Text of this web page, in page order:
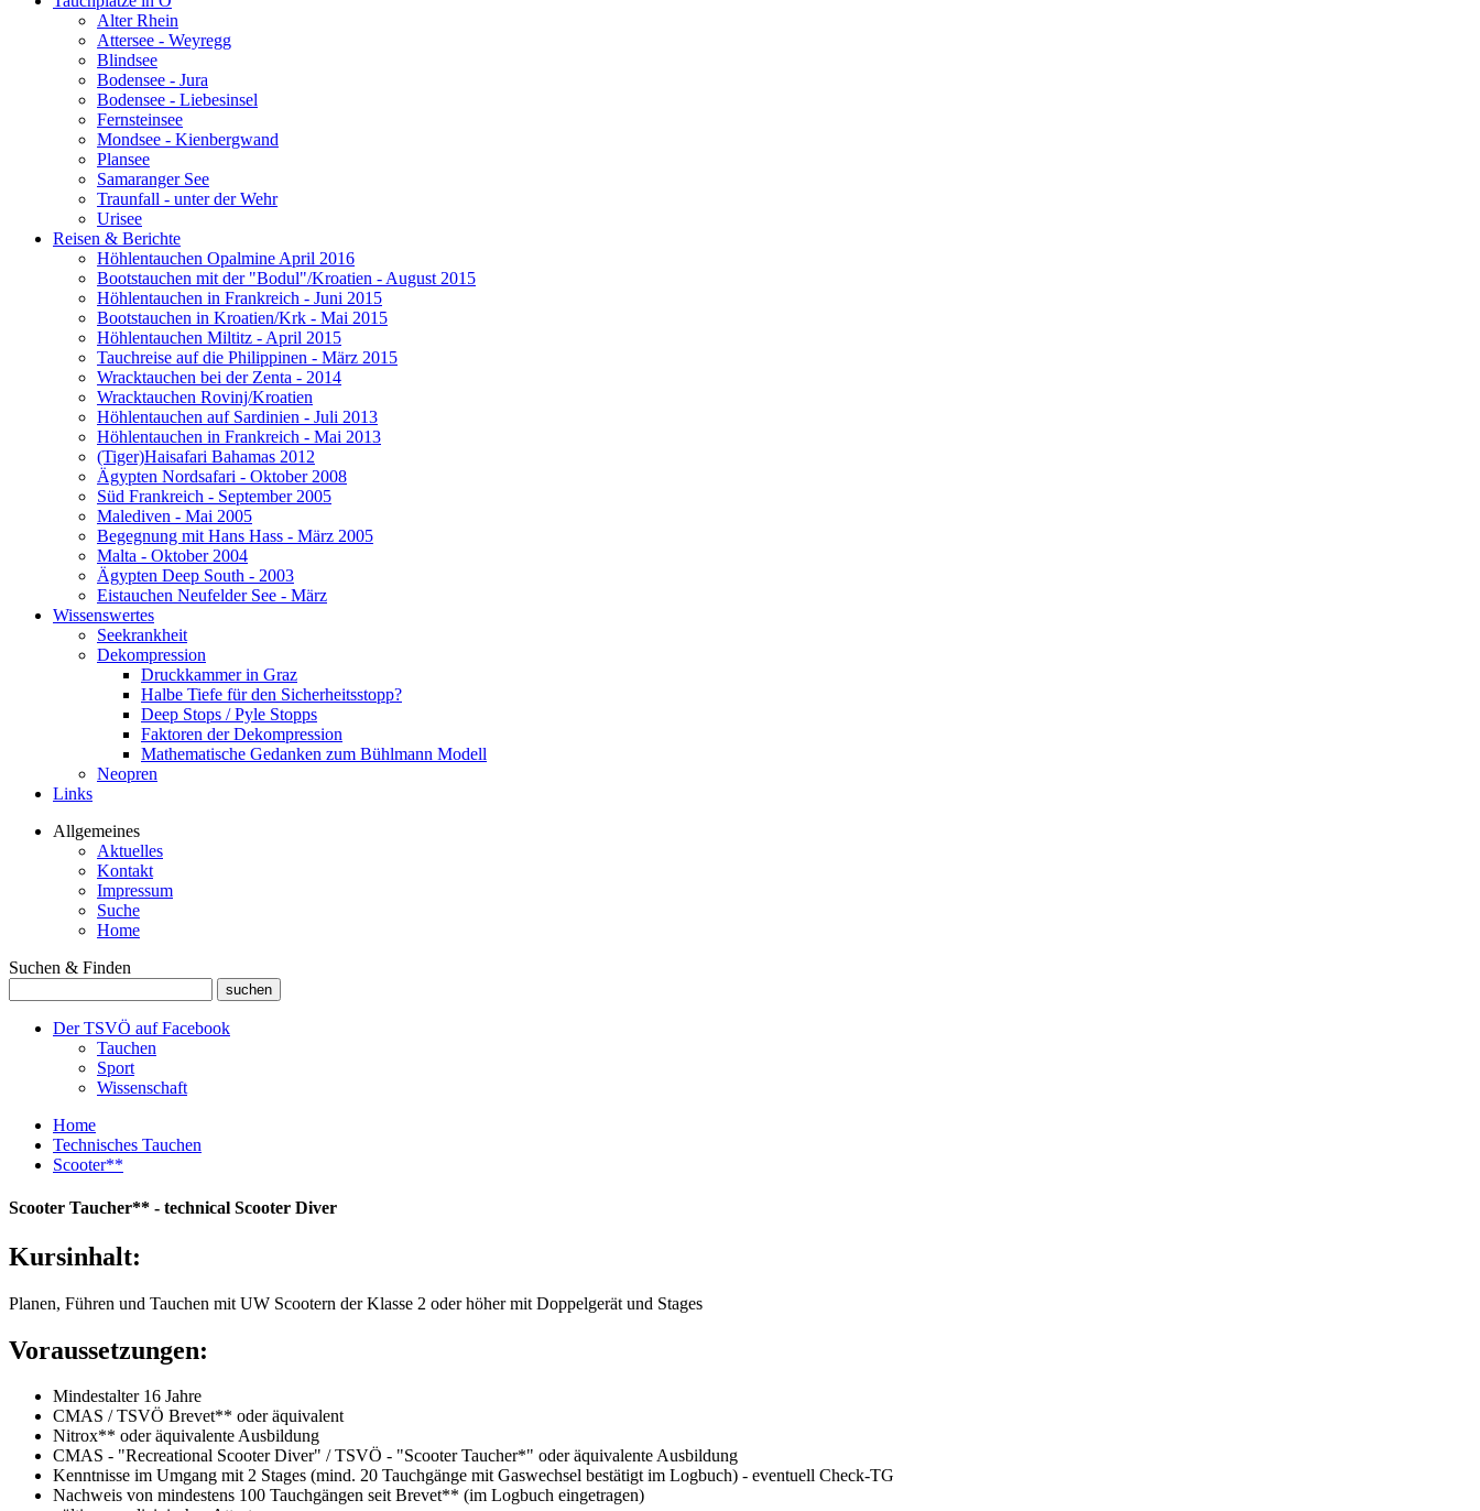
Alter Rhein
Attersee - Weyregg
Blindsee
Bodensee - Jura
Bodensee - Liebesinsel
Fernsteinsee
Mondsee - Kienbergwand
Plansee
Samaranger See
Traunfall - unter der Wehr
Urisee
Reisen & Berichte
Höhlentauchen Opalmine April 2016
Bootstauchen mit der "Bodul"/Kroatien - August 2015
Höhlentauchen in Frankreich - Juni 2015
Bootstauchen in Kroatien/Krk - Mai 2015
Höhlentauchen Miltitz - April 2015
Tauchreise auf die Philippinen - März 2015
Wracktauchen bei der Zenta - 2014
Wracktauchen Rovinj/Kroatien
Höhlentauchen auf Sardinien - Juli 2013
Höhlentauchen in Frankreich - Mai 2013
(Tiger)Haisafari Bahamas 2012
Ägypten Nordsafari - Oktober 2008
Süd Frankreich - September 2005
Malediven - Mai 2005
Begegnung mit Hans Hass - März 2005
Malta - Oktober 2004
Ägypten Deep South - 2003
Eistauchen Neufelder See - März
Wissenswertes
Seekrankheit
Dekompression
Druckkammer in Graz
Halbe Tiefe für den Sicherheitsstopp?
Deep Stops / Pyle Stopps
Faktoren der Dekompression
Mathematische Gedanken zum Bühlmann Modell
Neopren
Links
Allgemeines
Aktuelles
Kontakt
Impressum
Suche
Home
Suchen & Finden
Der TSVÖ auf Facebook
Tauchen
Sport
Wissenschaft
Home
Technisches Tauchen
Scooter**
Scooter Taucher** - technical Scooter Diver
Kursinhalt:
Planen, Führen und Tauchen mit UW Scootern der Klasse 2 oder höher mit Doppelgerät und Stages
Voraussetzungen:
Mindestalter 16 Jahre
CMAS / TSVÖ Brevet** oder äquivalent
Nitrox** oder äquivalente Ausbildung
CMAS - "Recreational Scooter Diver" / TSVÖ - "Scooter Taucher*" oder äquivalente Ausbildung
Kenntnisse im Umgang mit 2 Stages (mind. 20 Tauchgänge mit Gaswechsel bestätigt im Logbuch) - eventuell Check-TG
Nachweis von mindestens 100 Tauchgängen seit Brevet** (im Logbuch eingetragen)